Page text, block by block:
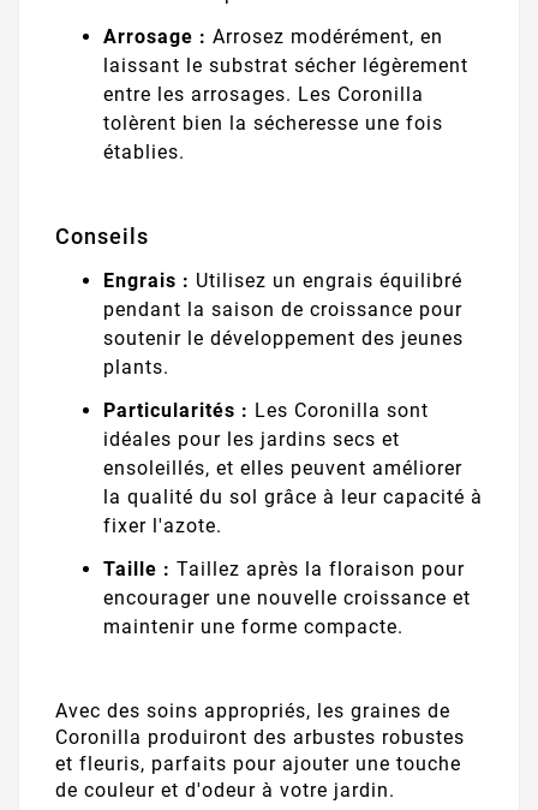
Arrosage : Arrosez modérément, en
laissant le substrat sécher légèrement
entre les arrosages. Les Coronilla
tolèrent bien la sécheresse une fois
établies.
Conseils
Engrais : Utilisez un engrais équilibré
pendant la saison de croissance pour
soutenir le développement des jeunes
plants.
Particularités : Les Coronilla sont
idéales pour les jardins secs et
ensoleillés, et elles peuvent améliorer
la qualité du sol grâce à leur capacité à
fixer l'azote.
Taille : Taillez après la floraison pour
encourager une nouvelle croissance et
maintenir une forme compacte.
Avec des soins appropriés, les graines de
Coronilla produiront des arbustes robustes
et fleuris, parfaits pour ajouter une touche
de couleur et d'odeur à votre jardin.